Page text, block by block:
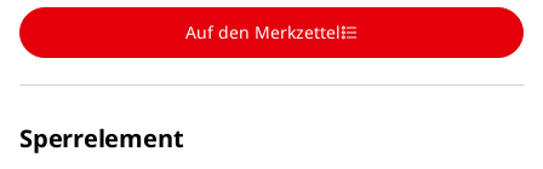
Auf den Merkzettel
Sperrelement